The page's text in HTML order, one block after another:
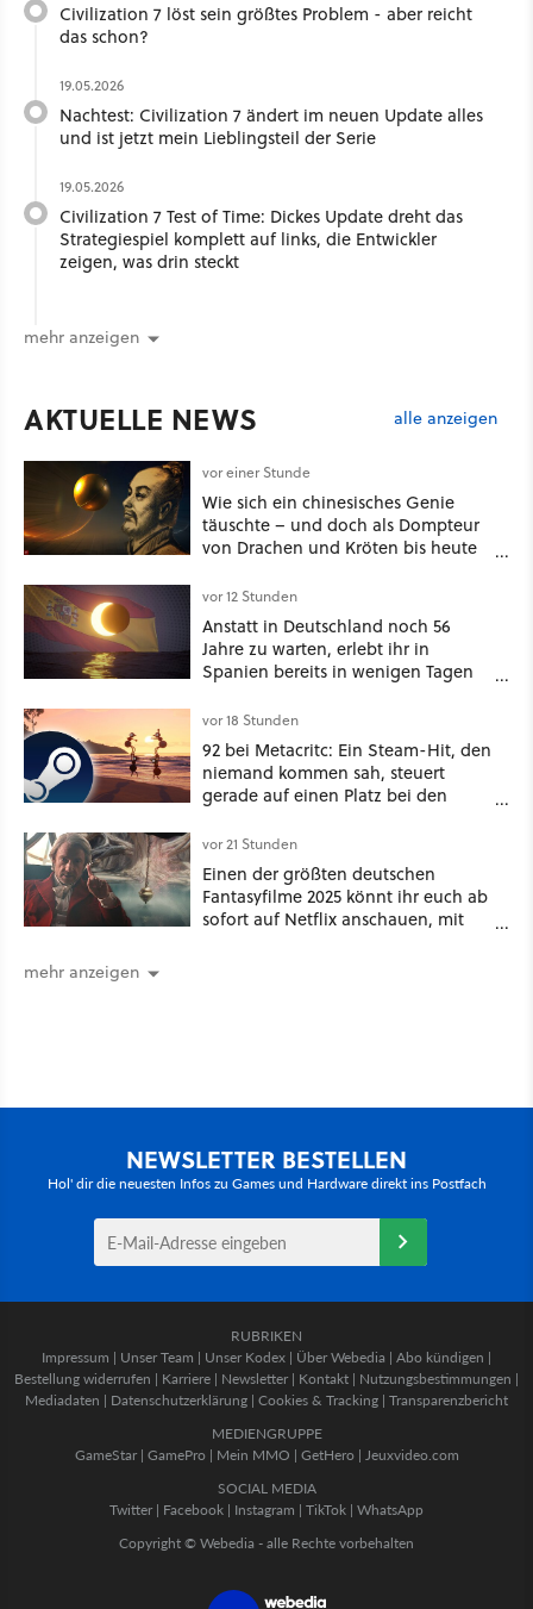
Civilization 7 löst sein größtes Problem - aber reicht
das schon?
19.05.2026
Nachtest: Civilization 7 ändert im neuen Update alles
und ist jetzt mein Lieblingsteil der Serie
19.05.2026
Civilization 7 Test of Time: Dickes Update dreht das
Strategiespiel komplett auf links, die Entwickler
zeigen, was drin steckt
mehr anzeigen
AKTUELLE NEWS alle anzeigen
vor einer Stunde
Wie sich ein chinesisches Genie
täuschte – und doch als Dompteur
von Drachen und Kröten bis heute
vor 12 Stunden
Anstatt in Deutschland noch 56
Jahre zu warten, erlebt ihr in
Spanien bereits in wenigen Tagen
vor 18 Stunden
92 bei Metacritc: Ein Steam-Hit, den
niemand kommen sah, steuert
gerade auf einen Platz bei den
vor 21 Stunden
Einen der größten deutschen
Fantasyfilme 2025 könnt ihr euch ab
sofort auf Netflix anschauen, mit
mehr anzeigen
NEWSLETTER BESTELLEN
Hol' dir die neuesten Infos zu Games und Hardware direkt ins Postfach
RUBRIKEN
Impressum | Unser Team | Unser Kodex | Über Webedia | Abo kündigen |
Bestellung widerrufen | Karriere | Newsletter | Kontakt | Nutzungsbestimmungen |
Mediadaten | Datenschutzerklärung | Cookies & Tracking | Transparenzbericht
MEDIENGRUPPE
GameStar| GamePro | Mein MMO | GetHero | Jeuxvideo.com
SOCIAL MEDIA
Twitter | Facebook | Instagram | TikTok | WhatsApp
Copyright © Webedia - alle Rechte vorbehalten